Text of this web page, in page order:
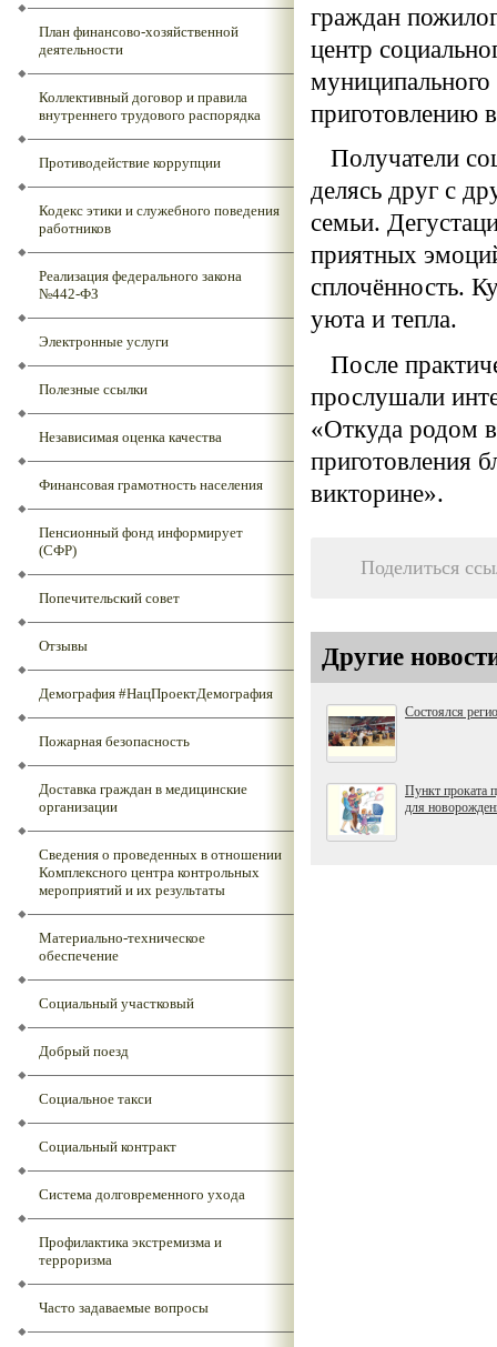
План финансово-хозяйственной
деятельности
Коллективный договор и правила
внутреннего трудового распорядка
Противодействие коррупции
Кодекс этики и служебного поведения
работников
Реализация федерального закона
№442-ФЗ
Электронные услуги
Полезные ссылки
Независимая оценка качества
Финансовая грамотность населения
Пенсионный фонд информирует
(СФР)
Попечительский совет
Отзывы
Демография #НацПроектДемография
Пожарная безопасность
Доставка граждан в медицинские
организации
Сведения о проведенных в отношении
Комплексного центра контрольных
мероприятий и их результаты
Материально-техническое
обеспечение
Социальный участковый
Добрый поезд
Социальное такси
Социальный контракт
Система долговременного ухода
Профилактика экстремизма и
терроризма
Часто задаваемые вопросы
граждан
центр
муниципального
приготовлению
Получатели
делясь друг с
семьи.
приятных
сплочённость.
уюта и тепла.
После
прослушали
«Откуда родом
приготовления
викторине».
Поделиться
Другие
Состоялся
Пункт проката
для